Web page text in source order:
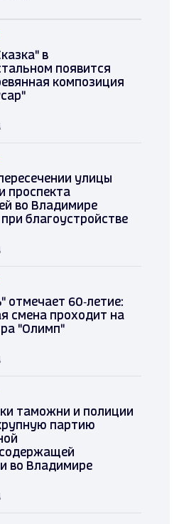
в
появится
композиция
улицы
проспекта
во Владимире
благоустройстве
отмечает 60‑летие:
смена проходит на
"Олимп"
таможни и полиции
партию
во Владимире